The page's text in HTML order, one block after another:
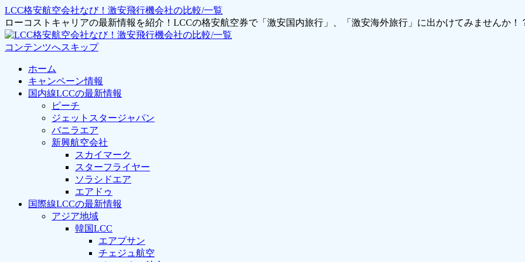
LCC格安航空会社なび！激安飛行機会社の比較/一覧
ローコストキャリアの最新情報を紹介！LCCの格安航空券で「激安国内旅行」、「激安海外旅行」に出かけてみませんか！
コンテンツへスキップ
ホーム
キャンペーン情報
国内線LCCの最新情報
ピーチ
ジェットスタージャパン
バニラエア
新興航空会社
スカイマーク
スターフライヤー
ソラシドエア
エアドゥ
国際線LCCの最新情報
アジア地域
韓国LCC
エアプサン
チェジュ航空